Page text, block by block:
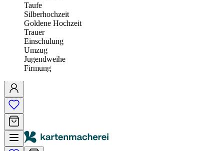
Taufe
Silberhochzeit
Goldene Hochzeit
Trauer
Einschulung
Umzug
Jugendweihe
Firmung